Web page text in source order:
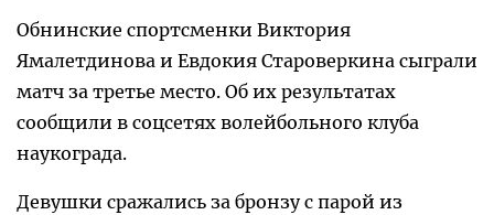
Обнинские спортсменки Виктория
Ямалетдинова и Евдокия Староверкина сыграли
матч за третье место. Об их результатах
сообщили в соцсетях волейбольного клуба
наукограда.
Девушки сражались за бронзу с парой из